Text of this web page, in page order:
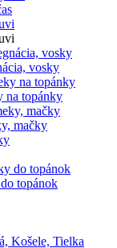
vosky
na topánky
mačky
topánok